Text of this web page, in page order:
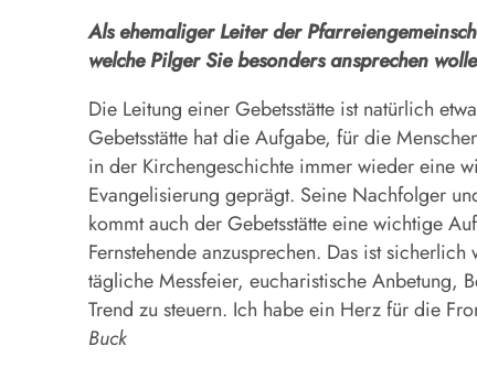
Als ehemaliger Leiter der
welche Pilger Sie besonders ansprechen
Die Leitung einer Gebetsstätte ist natürlich
Gebetsstätte hat die Aufgabe, für die
in der Kirchengeschichte immer wieder eine
Evangelisierung geprägt. Seine Nachfolger
kommt auch der Gebetsstätte eine wichtige
Fernstehende anzusprechen. Das ist
tägliche Messfeier, eucharistische Anbetung,
Trend zu steuern. Ich habe ein Herz für die
Buck